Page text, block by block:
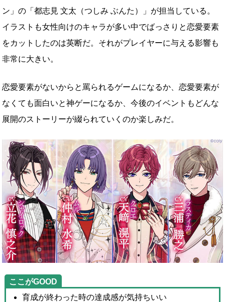
ン」の「都志見 文太（つしみ ぶんた）」が担当している。
イラストも女性向けのキャラが多い中でばっさりと恋愛要素
をカットしたのは英断だ。それがプレイヤーに与える影響も
非常に大きい。
恋愛要素がないからと罵られるゲームになるか、恋愛要素が
なくても面白いと神ゲーになるか、今後のイベントもどんな
展開のストーリーが綴られていくのか楽しみだ。
ここがGOOD
育成が終わった時の達成感が気持ちいい